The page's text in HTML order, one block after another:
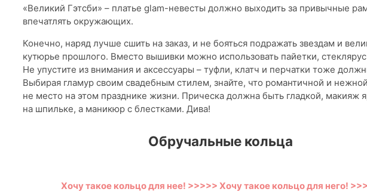
«Великий Гэтсби» – платье glam-невесты должно выходить за привычные
впечатлять окружающих.
Конечно, наряд лучше сшить на заказ, и не бояться подражать звездам и
кутюрье прошлого. Вместо вышивки можно использовать пайетки,
Не упустите из внимания и аксессуары – туфли, клатч и перчатки тоже
Выбирая гламур своим свадебным стилем, знайте, что романтичной и
не место на этом празднике жизни. Прическа должна быть гладкой, макияж
на шпильке, а маникюр с блестками. Дива!
Обручальные кольца
Хочу такое кольцо для нее! >>>>> Хочу такое кольцо для него!